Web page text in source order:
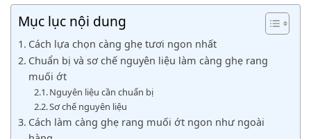
Mục lục nội dung
Cách lựa chọn càng ghẹ tươi ngon nhất
Chuẩn bị và sơ chế nguyên liệu làm càng ghẹ rang
muối ớt
Nguyên liệu cần chuẩn bị
Sơ chế nguyên liệu
Cách làm càng ghẹ rang muối ớt ngon như ngoài